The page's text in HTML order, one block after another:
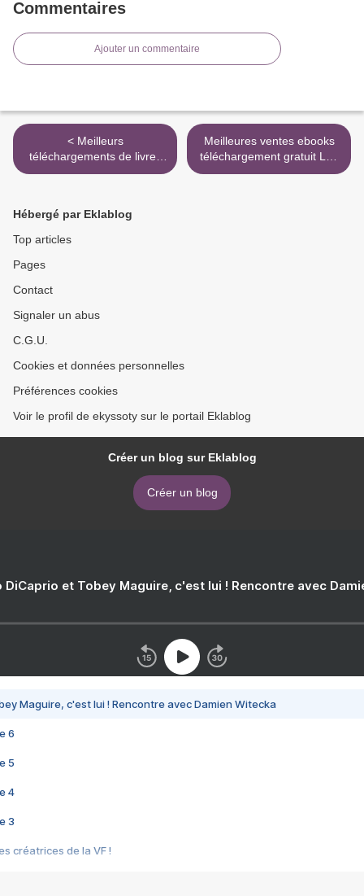
Commentaires
Ajouter un commentaire
< Meilleurs
téléchargements de livres
gratuits Une saison au bord
9782266291569 ePub RTF
Meilleures ventes ebooks
téléchargement gratuit Les
cicatrices - le nouveau
Hébergé par Eklablog
Top articles
Pages
Contact
Signaler un abus
C.G.U.
Cookies et données personnelles
Préférences cookies
Voir le profil de ekyssoty sur le portail Eklablog
Créer un blog sur Eklablog
Créer un blog
DiCaprio et Tobey Maguire, c'est lui ! Rencontre avec
Maguire, c'est lui ! Rencontre avec Damien Witecka
6
5
4
3
créatrices de la VF !